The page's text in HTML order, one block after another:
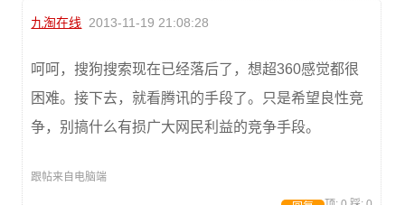
九淘在线 2013-11-19 21:08:28
呵呵，搜狗搜索现在已经落后了，想超360感觉都很
困难。接下去，就看腾讯的手段了。只是希望良性竞
争，别搞什么有损广大网民利益的竞争手段。
跟帖来自电脑端